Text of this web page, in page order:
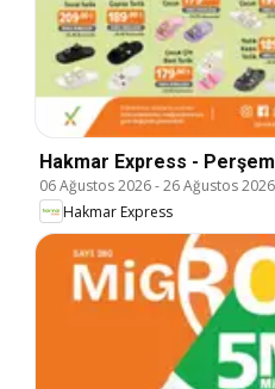
Hakmar Express -
06 Ağustos 2026-26 Ağustos 2026
Hakmar Express